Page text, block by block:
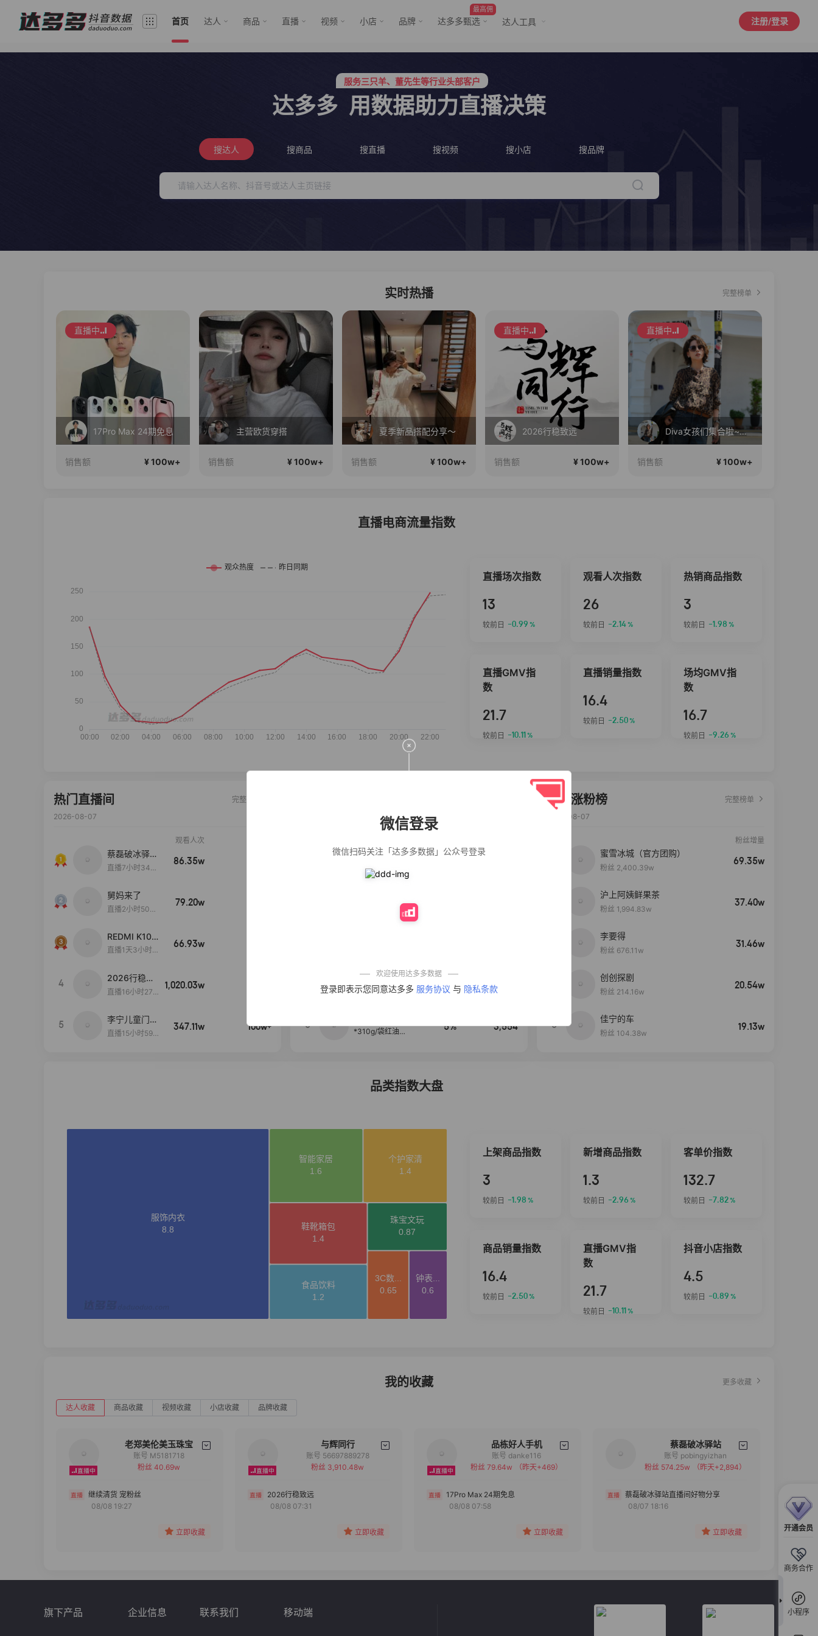
首页 达人 商品 直播 视频 小店 品牌
最高佣
达多多甄选 达人工具 注册/登录
开通会员
商务合作
小程序
微信登录
微信扫码关注「达多多数据」公众号登录
欢迎使用达多多数据
登录即表示您同意达多多 服务协议 与 隐私条款
服务三只羊、董先生等行业头部客户
行业价格屠夫，年卡会员低至798/年
服务三只羊、董先生等行业头部客户
达多多 用数据助力直播决策
搜达人 搜商品 搜直播 搜视频 搜小店 搜品牌
实时热播 完整榜单
直播中
17Pro Max 24期免息
销售额 ¥ 100w+
主营欧货穿搭
销售额 ¥ 100w+
夏季新品搭配分享～
销售额 ¥ 100w+
直播中
2026行稳致远
销售额 ¥ 100w+
直播中
Diva女孩们集合啦~意大利料特产来啦！
销售额 ¥ 100w+
直播电商流量指数
直播场次指数
13
较前日 -0.99 %
观看人次指数
26
较前日 -2.14%
热销商品指数
3
较前日 -1.98 %
直播GMV指
数
21.7
较前日 -10.11 %
直播销量指数
16.4
较前日 -2.50%
场均GMV指
数
16.7
较前日 -9.26 %
热门直播间
完整榜单
2026-08-07
观看人次
蔡磊破冰驿站
直播间好物分
直播7小时34分
86.35w
舅妈来了
直播2小时50分
79.20w
REDMI K100
Pro系列新品
启！
直播1天3小时5
66.93w
4
2026行稳致
远
直播16小时27
1,020.03w
5
李宁儿童门店
爆款赤兔8pr
直播15小时59
347.11w 100w+
公仔牌顽渍净洗
污渍除菌除螨3倍
净厨房油烟机去
重油污去油王污
免煮开袋即食劲
艾草抽绳式免撕
垃圾袋大号特厚
50% 3,640
5
*310g/袋红油麻
5% 3,554
达人涨粉榜
完整榜单
2026-08-07
粉丝增量
蜜雪冰城（官方团购）
粉丝 2,400.39w
69.35w
沪上阿姨鲜果茶
粉丝 1,994.83w
37.40w
李要得
粉丝 676.11w
31.46w
创创探剧
粉丝 214.16w
20.54w
5
佳宁的车
粉丝 104.38w
19.13w
品类指数大盘
上架商品指数
3
较前日 -1.98 %
新增商品指数
1.3
较前日 -2.96 %
客单价指数
132.7
较前日 -7.82%
商品销量指数
16.4
较前日 -2.50%
直播GMV指
数
21.7
较前日 -10.11 %
抖音小店指数
4.5
较前日 -0.89 %
我的收藏 更多收藏
达人收藏 商品收藏 视频收藏 小店收藏 品牌收藏
老郑美伦美玉珠宝
备注
账号 M5181718
粉丝 40.69w
继续清货 宠粉丝
08/08 19:27
立即收藏
与辉同行
备注
账号 56697889278
粉丝 3,910.48w
2026行稳致远
08/08 07:31
立即收藏
品栋好人手机
备注
分组
账号 danke116
粉丝 79.64w
（昨天+469）
17Pro Max 24期免息
08/08 07:58
立即收藏
蔡磊破冰驿站
备注
分组
账号 pobingyizhan
粉丝 574.25w
（昨天+2,894）
蔡磊破冰驿站直播间好物分享
08/07 18:16
立即收藏
旗下产品 企业信息 联系我们 移动端